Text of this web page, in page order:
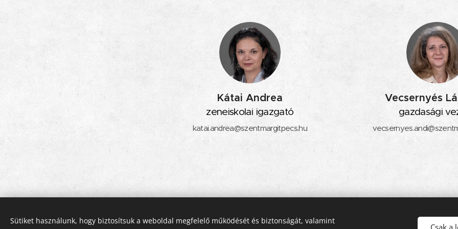
Kátai Andrea
zeneiskolai igazgató
katai.andrea@szentmargitpecs.hu
Vecsernyés
gazdasági
© 2025Szent Margit Ciszterci Óvoda, Általános Iskola, Alapfokú Művészeti Iskola és
Sütiket használunk, hogy biztosítsuk a weboldal megfelelő működését és biztonságát, valamint
Csak a